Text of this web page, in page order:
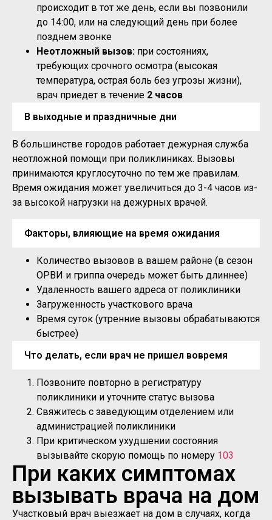
происходит в тот же день, если вы позвонили
до 14:00, или на следующий день при более
позднем звонке
Неотложный вызов: при состояниях,
требующих срочного осмотра (высокая
температура, острая боль без угрозы жизни),
врач приедет в течение 2 часов
В выходные и праздничные дни
В большинстве городов работает дежурная служба
неотложной помощи при поликлиниках. Вызовы
принимаются круглосуточно по тем же правилам.
Время ожидания может увеличиться до 3-4 часов из-
за высокой нагрузки на дежурных врачей.
Факторы, влияющие на время ожидания
Количество вызовов в вашем районе (в сезон
ОРВИ и гриппа очередь может быть длиннее)
Удаленность вашего адреса от поликлиники
Загруженность участкового врача
Время суток (утренние вызовы обрабатываются
быстрее)
Что делать, если врач не пришел вовремя
Позвоните повторно в регистратуру
поликлиники и уточните статус вызова
Свяжитесь с заведующим отделением или
администрацией поликлиники
При критическом ухудшении состояния
вызывайте скорую помощь по номеру 103
При каких симптомах
вызывать врача на дом
Участковый врач выезжает на дом в случаях, когда